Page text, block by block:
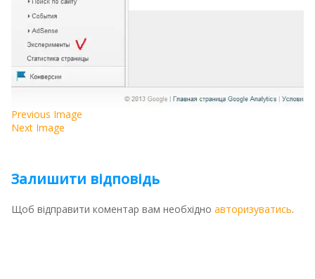
Previous Image
Next Image
Залишити відповідь
Щоб відправити коментар вам необхідно авторизуватись.